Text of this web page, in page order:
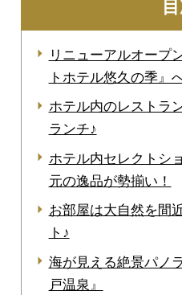
リニューアルオープ
トホテル悠久の季』
ホテル内のレストラ
ランチ♪
ホテル内セレクトシ
元の逸品が勢揃い！
お部屋は大自然を間
ト♪
海が見える絶景パノ
戸温泉』